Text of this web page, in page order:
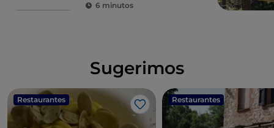
6 minutos
Sugerimos
Restaurantes
Me gusta
Restaurantes